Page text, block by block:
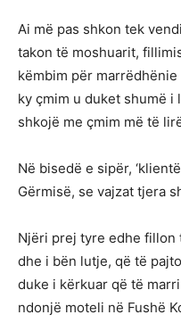
Ai më pas shkon tek
takon të moshuarit,
këmbim për
ky çmim u duket shumë i
shkojë me çmim më të
Në bisedë e sipër,
Gërmisë, se vajzat tjera
Njëri prej tyre edhe fillon
dhe i bën lutje, që të
duke i kërkuar që të
ndonjë moteli në Fushë